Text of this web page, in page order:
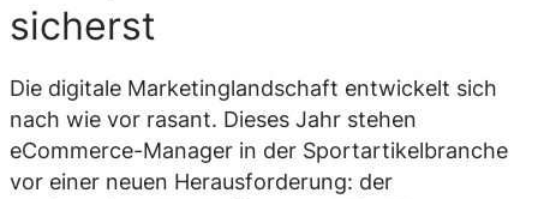
sicherst
Die digitale Marketinglandschaft entwickelt sich
nach wie vor rasant. Dieses Jahr stehen
eCommerce-Manager in der Sportartikelbranche
vor einer neuen Herausforderung: der